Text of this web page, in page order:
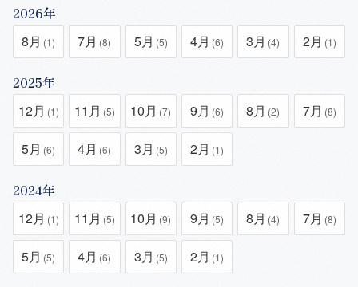
2026年
8月 (1) 7月 (8) 5月 (5) 4月 (6) 3月 (4) 2月 (1)
2025年
12月 (1) 11月 (5) 10月 (7) 9月 (6) 8月 (2) 7月 (8)
5月 (6) 4月 (6) 3月 (5) 2月 (1)
2024年
12月 (1) 11月 (5) 10月 (9) 9月 (5) 8月 (4) 7月 (8)
5月 (5) 4月 (6) 3月 (5) 2月 (1)